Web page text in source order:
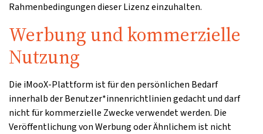
Rahmenbedingungen dieser Lizenz einzuhalten.
Werbung und kommerzielle
Nutzung
Die iMooX-Plattform ist für den persönlichen Bedarf
innerhalb der Benutzer*innenrichtlinien gedacht und darf
nicht für kommerzielle Zwecke verwendet werden. Die
Veröffentlichung von Werbung oder Ähnlichem ist nicht